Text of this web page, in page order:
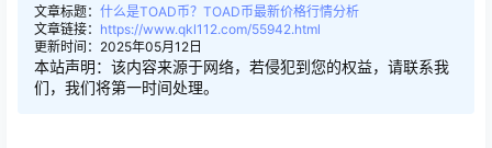
文章标题： 什么是TOAD币？TOAD币最新价格行情分析
文章链接： https://www.qkl112.com/55942.html
更新时间：2025年05月12日
本站声明：该内容来源于网络，若侵犯到您的权益，请联系我
们，我们将第一时间处理。